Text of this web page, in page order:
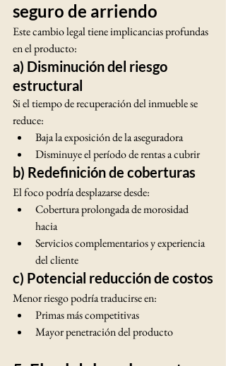
seguro de arriendo
Este cambio legal tiene implicancias profundas
en el producto:
a) Disminución del riesgo
estructural
Si el tiempo de recuperación del inmueble se
reduce:
Baja la exposición de la aseguradora
Disminuye el período de rentas a cubrir
b) Redefinición de coberturas
El foco podría desplazarse desde:
Cobertura prolongada de morosidad
hacia
Servicios complementarios y experiencia
del cliente
c) Potencial reducción de costos
Menor riesgo podría traducirse en:
Primas más competitivas
Mayor penetración del producto